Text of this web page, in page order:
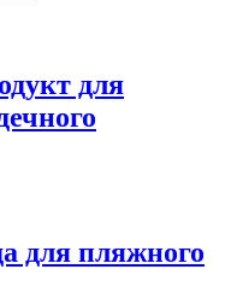
для
для пляжного